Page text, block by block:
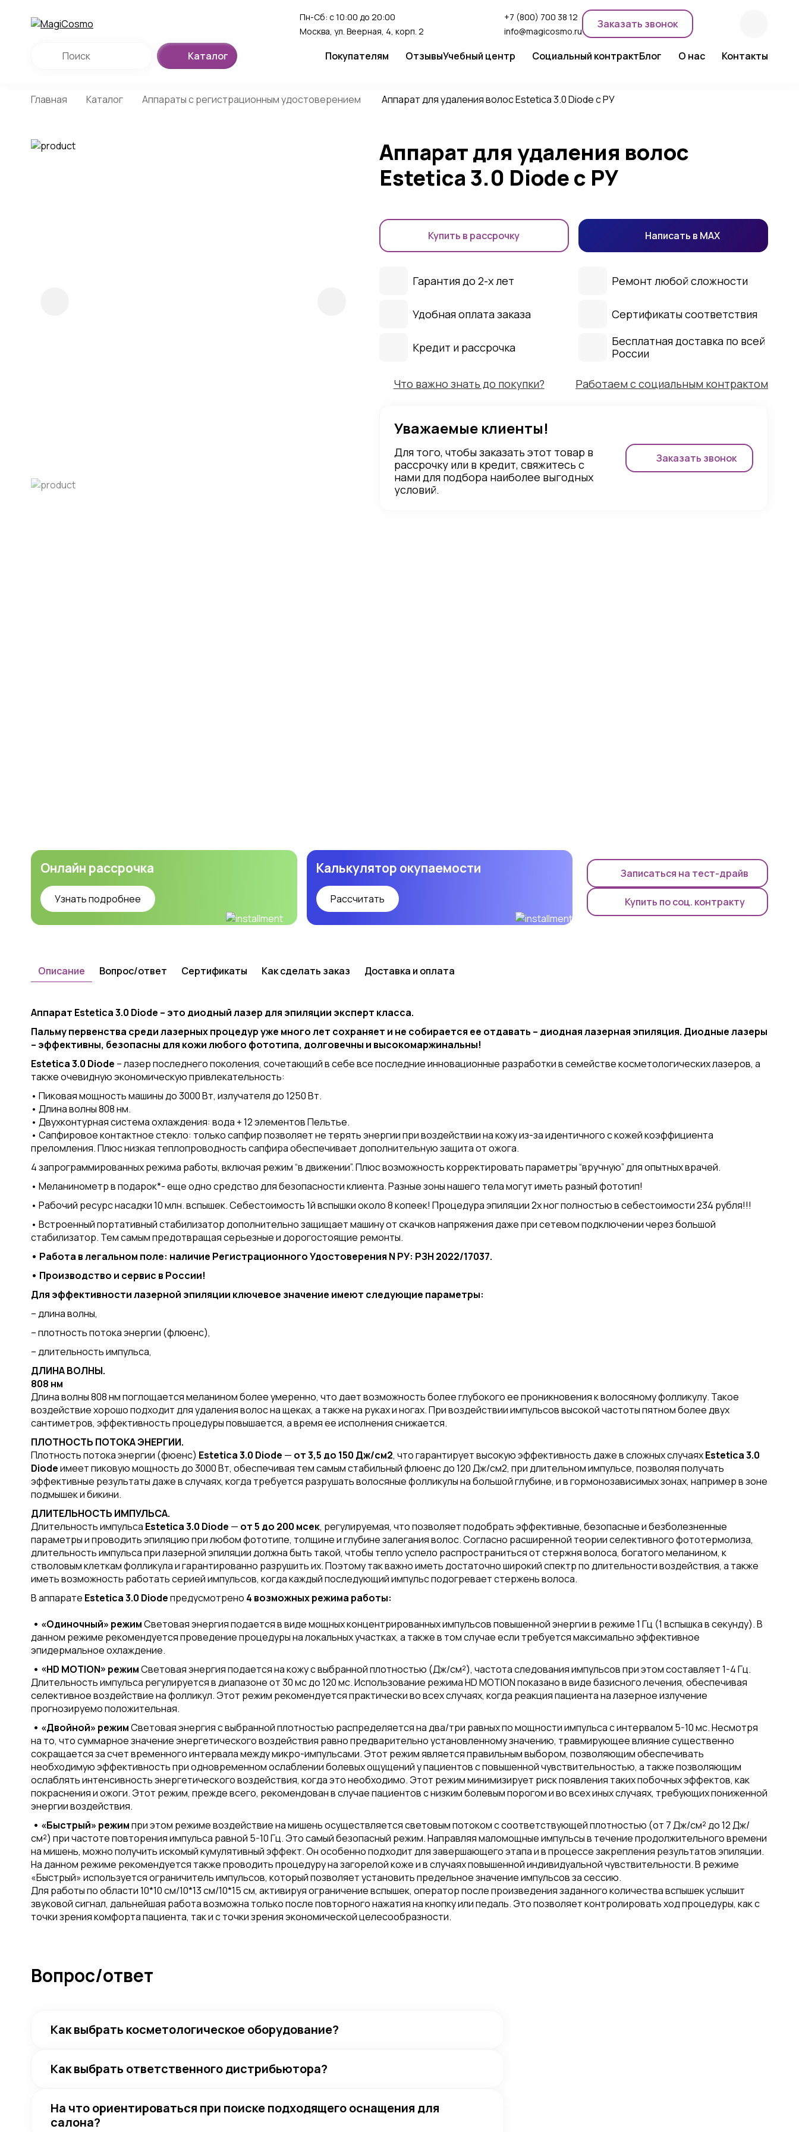
Пн-Сб: с 10:00 до 20:00
Москва, ул. Веерная, 4, корп. 2
+7 (800) 700 38 12
info@magicosmo.ru
Заказать звонок
Каталог Покупателям
Доставка и оплата
ОтзывыУчебный центр Социальный контрактБлог О нас Контакты
Главная Каталог Аппараты с регистрационным удостоверением Аппарат для удаления волос Estetica 3.0 Diode с РУ
Аппарат для удаления волос
Estetica 3.0 Diode с РУ
Купить в рассрочку Написать в MAX
Гарантия до 2-х лет Ремонт любой сложности
Удобная оплата заказа Сертификаты соответствия
Кредит и рассрочка
Бесплатная доставка по всей
России
Что важно знать до покупки? Работаем с социальным контрактом
Уважаемые клиенты!
Для того, чтобы заказать этот товар в
рассрочку или в кредит, свяжитесь с
нами для подбора наиболее выгодных
условий.
Заказать звонок
Онлайн рассрочка
Узнать подробнее
Калькулятор окупаемости
Рассчитать
Записаться на тест-драйв
Купить по соц. контракту
Описание Вопрос/ответ Сертификаты Как сделать заказ Доставка и оплата
Аппарат Estetica 3.0 Diode – это диодный лазер для эпиляции эксперт класса.
Пальму первенства среди лазерных процедур уже много лет сохраняет и не собирается ее отдавать – диодная лазерная эпиляция. Диодные лазеры
– эффективны, безопасны для кожи любого фототипа, долговечны и высокомаржинальны!
Estetica 3.0 Diode – лазер последнего поколения, сочетающий в себе все последние инновационные разработки в семействе косметологических лазеров, а
также очевидную экономическую привлекательность:
• Пиковая мощность машины до 3000 Вт, излучателя до 1250 Вт.
• Длина волны 808 нм.
• Двухконтурная система охлаждения: вода + 12 элементов Пельтье.
• Сапфировое контактное стекло: только сапфир позволяет не терять энергии при воздействии на кожу из-за идентичного с кожей коэффициента
преломления. Плюс низкая теплопроводность сапфира обеспечивает дополнительную защита от ожога.
4 запрограммированных режима работы, включая режим “в движении”. Плюс возможность корректировать параметры “вручную” для опытных врачей.
• Меланинометр в подарок*- еще одно средство для безопасности клиента. Разные зоны нашего тела могут иметь разный фототип!
• Рабочий ресурс насадки 10 млн. вспышек. Себестоимость 1й вспышки около 8 копеек! Процедура эпиляции 2х ног полностью в себестоимости 234 рубля!!!
• Встроенный портативный стабилизатор дополнительно защищает машину от скачков напряжения даже при сетевом подключении через большой
стабилизатор. Тем самым предотвращая серьезные и дорогостоящие ремонты.
• Работа в легальном поле: наличие Регистрационного Удостоверения N РУ: РЗН 2022/17037.
• Производство и сервис в России!
Для эффективности лазерной эпиляции ключевое значение имеют следующие параметры:
– длина волны,
– плотность потока энергии (флюенс),
– длительность импульса,
ДЛИНА ВОЛНЫ.
808 нм
Длина волны 808 нм поглощается меланином более умеренно, что дает возможность более глубокого ее проникновения к волосяному фолликулу. Такое
воздействие хорошо подходит для удаления волос на щеках, а также на руках и ногах. При воздействии импульсов высокой частоты пятном более двух
сантиметров, эффективность процедуры повышается, а время ее исполнения снижается.
ПЛОТНОСТЬ ПОТОКА ЭНЕРГИИ.
Плотность потока энергии (фюенс) Estetica 3.0 Diode — от 3,5 до 150 Дж/см2, что гарантирует высокую эффективность даже в сложных случаяхEstetica 3.0
Diodeимеет пиковую мощность до 3000 Вт, обеспечивая тем самым стабильный флюенс до 120 Дж/см2, при длительном импульсе, позволяя получать
эффективные результаты даже в случаях, когда требуется разрушать волосяные фолликулы на большой глубине, и в гормонозависимых зонах, например в зоне
подмышек и бикини.
ДЛИТЕЛЬНОСТЬ ИМПУЛЬСА.
Длительность импульса Estetica 3.0 Diode — от 5 до 200 мсек, регулируемая, что позволяет подобрать эффективные, безопасные и безболезненные
параметры и проводить эпиляцию при любом фототипе, толщине и глубине залегания волос. Согласно расширенной теории селективного фототермолиза,
длительность импульса при лазерной эпиляции должна быть такой, чтобы тепло успело распространиться от стержня волоса, богатого меланином, к
стволовым клеткам фолликула и гарантированно разрушить их. Поэтому так важно иметь достаточно широкий спектр по длительности воздействия, а также
иметь возможность работать серией импульсов, когда каждый последующий импульс подогревает стержень волоса.
В аппарате Estetica 3.0 Diodeпредусмотрено 4 возможных режима работы:
• «Одиночный» режимСветовая энергия подается в виде мощных концентрированных импульсов повышенной энергии в режиме 1 Гц (1 вспышка в секунду). В
данном режиме рекомендуется проведение процедуры на локальных участках, а также в том случае если требуется максимально эффективное
эпидермальное охлаждение.
• «HD MOTION» режимСветовая энергия подается на кожу с выбранной плотностью (Дж/см²), частота следования импульсов при этом составляет 1-4 Гц.
Длительность импульса регулируется в диапазоне от 30 мс до 120 мс. Использование режима HD MOTION показано в виде базисного лечения, обеспечивая
селективное воздействие на фолликул. Этот режим рекомендуется практически во всех случаях, когда реакция пациента на лазерное излучение
прогнозируемо положительная.
• «Двойной» режимСветовая энергия с выбранной плотностью распределяется на два/три равных по мощности импульса с интервалом 5-10 мс. Несмотря
на то, что суммарное значение энергетического воздействия равно предварительно установленному значению, травмирующее влияние существенно
сокращается за счет временного интервала между микро-импульсами. Этот режим является правильным выбором, позволяющим обеспечивать
необходимую эффективность при одновременном ослаблении болевых ощущений у пациентов с повышенной чувствительностью, а также позволяющим
ослаблять интенсивность энергетического воздействия, когда это необходимо. Этот режим минимизирует риск появления таких побочных эффектов, как
покраснения и ожоги. Этот режим, прежде всего, рекомендован в случае пациентов с низким болевым порогом и во всех иных случаях, требующих пониженной
энергии воздействия.
• «Быстрый» режимпри этом режиме воздействие на мишень осуществляется световым потоком с соответствующей плотностью (от 7 Дж/см² до 12 Дж/
см²) при частоте повторения импульса равной 5-10 Гц. Это самый безопасный режим. Направляя маломощные импульсы в течение продолжительного времени
на мишень, можно получить искомый кумулятивный эффект. Он особенно подходит для завершающего этапа и в процессе закрепления результатов эпиляции.
На данном режиме рекомендуется также проводить процедуру на загорелой коже и в случаях повышенной индивидуальной чувствительности. В режиме
«Быстрый» используется ограничитель импульсов, который позволяет установить предельное значение импульсов за сессию.
Для работы по области 10*10 см/10*13 см/10*15 см, активируя ограничение вспышек, оператор после произведения заданного количества вспышек услышит
звуковой сигнал, дальнейшая работа возможна только после повторного нажатия на кнопку или педаль. Это позволяет контролировать ход процедуры, как с
точки зрения комфорта пациента, так и с точки зрения экономической целесообразности.
Вопрос/ответ
Как выбрать косметологическое оборудование?
Как выбрать ответственного дистрибьютора?
На что ориентироваться при поиске подходящего оснащения для
салона?